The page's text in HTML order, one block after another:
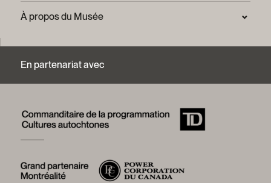
Salle de presse
Nous joindre
Centre d’archives et de documentation
Services photographiques et droits d’auteur (FAQ)
À propos du Musée
Mot de la présidente
Équipe du Musée
En partenariat avec